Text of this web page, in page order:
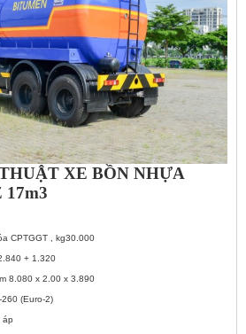
XE BỒN NHỰA
CPTGGT , kg30.000
+ 1.320
8.080 x 2.00 x 3.890
(Euro-2)
áp